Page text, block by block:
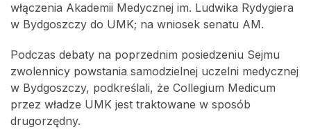
włączenia Akademii Medycznej im. Ludwika Rydygiera
w Bydgoszczy do UMK; na wniosek senatu AM.
Podczas debaty na poprzednim posiedzeniu Sejmu
zwolennicy powstania samodzielnej uczelni medycznej
w Bydgoszczy, podkreślali, że Collegium Medicum
przez władze UMK jest traktowane w sposób
drugorzędny.